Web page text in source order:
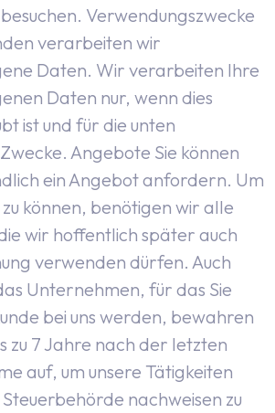
Verwendungszwecke
verarbeiten wir
Daten. Wir verarbeiten Ihre
Daten nur, wenn dies
ist und für die unten
Angebote Sie können
ein Angebot anfordern. Um
können, benötigen wir alle
wir hoffentlich später auch
verwenden dürfen. Auch
Unternehmen, für das Sie
bei uns werden, bewahren
zu 7 Jahre nach der letzten
auf, um unsere Tätigkeiten
nachweisen zu